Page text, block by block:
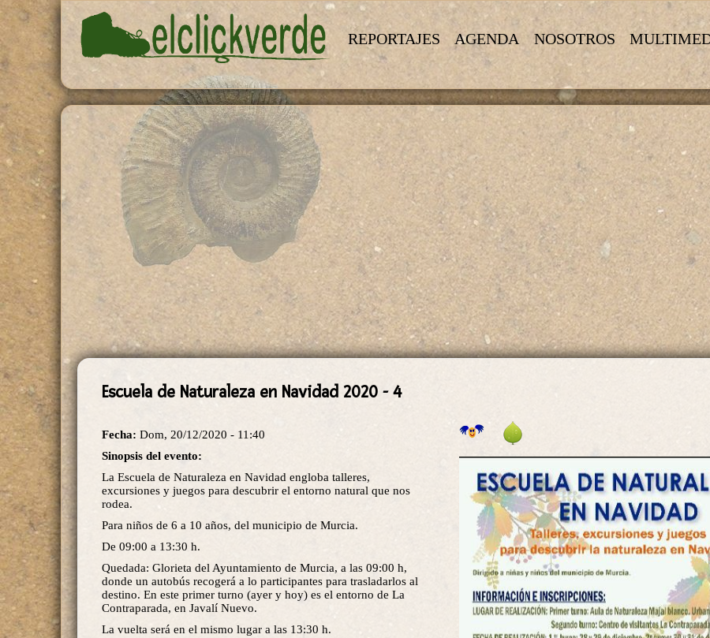
Pasar al contenido principal
REPORTAJES AGENDA NOSOTROS
Escuela de Naturaleza en Navidad 2020 - 4
Fecha: Dom, 20/12/2020 - 11:40
Sinopsis del evento:
La Escuela de Naturaleza en Navidad engloba talleres,
excursiones y juegos para descubrir el entorno natural que nos
rodea.
Para niños de 6 a 10 años, del municipio de Murcia.
De 09:00 a 13:30 h.
Quedada: Glorieta del Ayuntamiento de Murcia, a las 09:00 h,
donde un autobús recogerá a lo participantes para trasladarlos al
destino. En este primer turno (ayer y hoy) es el entorno de La
Contraparada, en Javalí Nuevo.
La vuelta será en el mismo lugar a las 13:30 h.